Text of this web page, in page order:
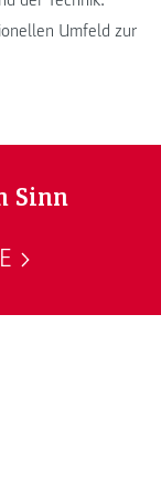
Umfeld zur
Sinn